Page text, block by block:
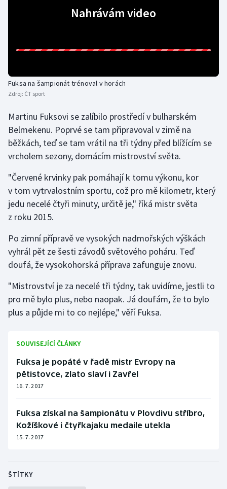
Jezdectví
Judo
Krasobruslení
Lyže a snowboard
Moderní pětiboj
Motorsport
Olympijské hry
Parasport
Plavání
Plážový volejbal
Ragby
Rychlobruslení
Rychlostní kanoistika
Short track
Nahrávám video
Fuksa na šampionát trénoval v horách
Zdroj: ČT sport
Martinu Fuksovi se zalíbilo prostředí v bulharském
Belmekenu. Poprvé se tam připravoval v zimě na
běžkách, teď se tam vrátil na tři týdny před blížícím se
vrcholem sezony, domácím mistrovství světa.
"Červené krvinky pak pomáhají k tomu výkonu, kor
v tom vytrvalostním sportu, což pro mě kilometr, který
jedu necelé čtyři minuty, určitě je," říká mistr světa
z roku 2015.
Po zimní přípravě ve vysokých nadmořských výškách
vyhrál pět ze šesti závodů světového poháru. Teď
doufá, že vysokohorská příprava zafunguje znovu.
"Mistrovství je za necelé tři týdny, tak uvidíme, jestli to
pro mě bylo plus, nebo naopak. Já doufám, že to bylo
plus a půjde mi to co nejlépe," věří Fuksa.
SOUVISEJÍCÍ ČLÁNKY
Fuksa je popáté v řadě mistr Evropy na
pětistovce, zlato slaví i Zavřel
16. 7. 2017
Fuksa získal na šampionátu v Plovdivu stříbro,
Kožíškové i čtyřkajaku medaile utekla
15. 7. 2017
ŠTÍTKY